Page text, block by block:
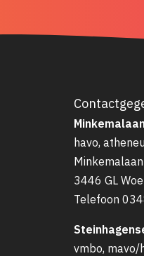
havo,
3446 GL
Telefoon
vmbo, mavo/